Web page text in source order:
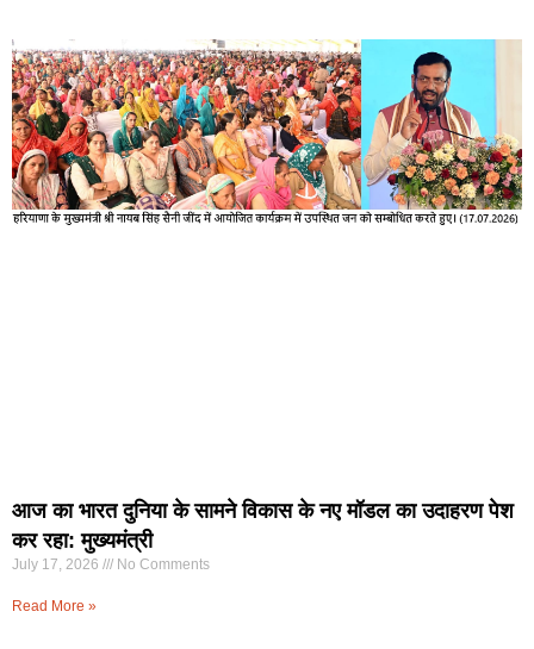
आज का भारत दुनिया के सामने विकास के नए मॉडल का उदाहरण पेश
कर रहा: मुख्यमंत्री
July 17, 2026 No Comments
Read More »